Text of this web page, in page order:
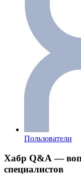
Пользователи
Хабр Q&A —
специалистов